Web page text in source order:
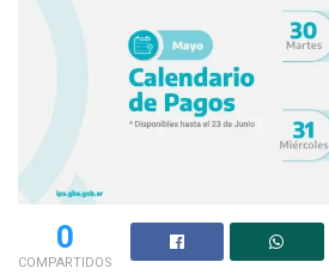
0
COMPARTIDOS